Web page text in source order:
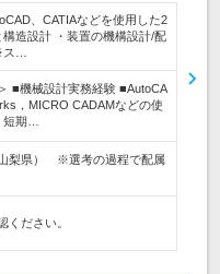
、CATIAなどを使用した2
造設計 ・装置の機構設計/配
…
■機械設計実務経験 ■AutoCA
，MICRO CADAMなどの使
短期…
山梨県） ※選考の過程で配属
ださい。